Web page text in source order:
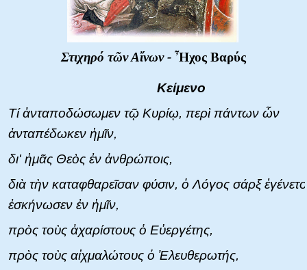
Στιχηρό τῶν Αἴνων - Ἦχος Βαρύς
Κείμενο
Τί ἀνταποδώσωμεν τῷ Κυρίῳ, περὶ πάντων ὧν
ἀνταπέδωκεν ἡμῖν,
δι' ἡμᾶς Θεὸς ἐν ἀνθρώποις,
διὰ τὴν καταφθαρεῖσαν φύσιν, ὁ Λόγος σάρξ
ἐσκήνωσεν ἐν ἡμῖν,
πρὸς τοὺς ἀχαρίστους ὁ Εὐεργέτης,
πρὸς τοὺς αἰχμαλώτους ὁ Ἐλευθερωτής,